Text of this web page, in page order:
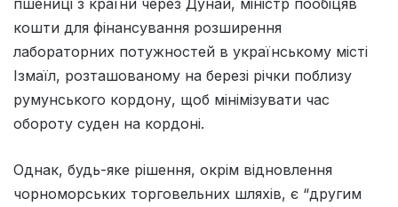
кошти для фінансування розширення
лабораторних потужностей в українському місті
Ізмаїл, розташованому на березі річки поблизу
румунського кордону, щоб мінімізувати час
обороту суден на кордоні.
Однак, будь-яке рішення, окрім відновлення
чорноморських торговельних шляхів, є “другим